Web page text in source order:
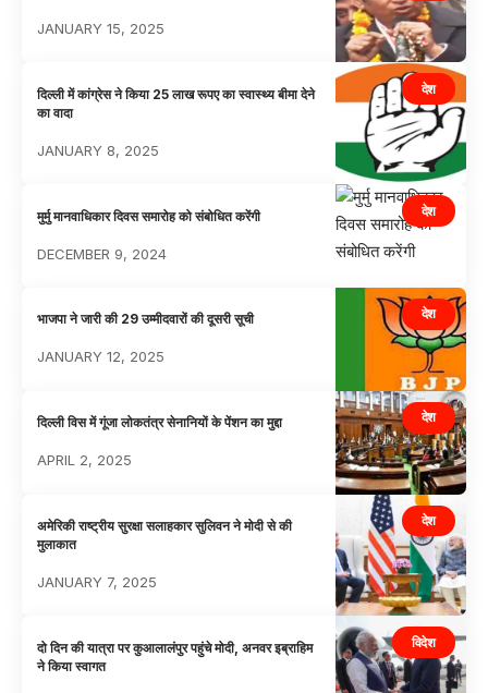
JANUARY 15, 2025
देश
दिल्ली में कांग्रेस ने किया 25 लाख रूपए का स्वास्थ्य बीमा देने
का वादा
JANUARY 8, 2025
देश
मुर्मु मानवाधिकार दिवस समारोह को संबोधित करेंगी
DECEMBER 9, 2024
देश
भाजपा ने जारी की 29 उम्मीदवारों की दूसरी सूची
JANUARY 12, 2025
देश
दिल्ली विस में गूंजा लोकतंत्र सेनानियों के पेंशन का मुद्दा
APRIL 2, 2025
देश
अमेरिकी राष्ट्रीय सुरक्षा सलाहकार सुलिवन ने मोदी से की
मुलाकात
JANUARY 7, 2025
विदेश
दो दिन की यात्रा पर कुआलालंपुर पहुंचे मोदी, अनवर इब्राहिम
ने किया स्वागत